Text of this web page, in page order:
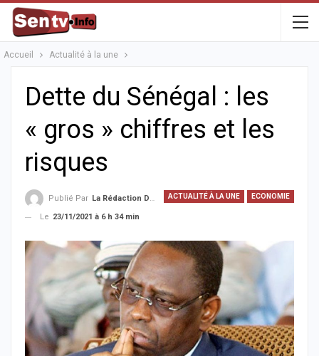
Accueil Actualité à la une
Dette du Sénégal : les
« gros » chiffres et les
risques
ACTUALITÉ À LA UNE ECONOMIE
Publié Par La Rédaction De La SenTV.info
Le 23/11/2021 à 6 h 34 min